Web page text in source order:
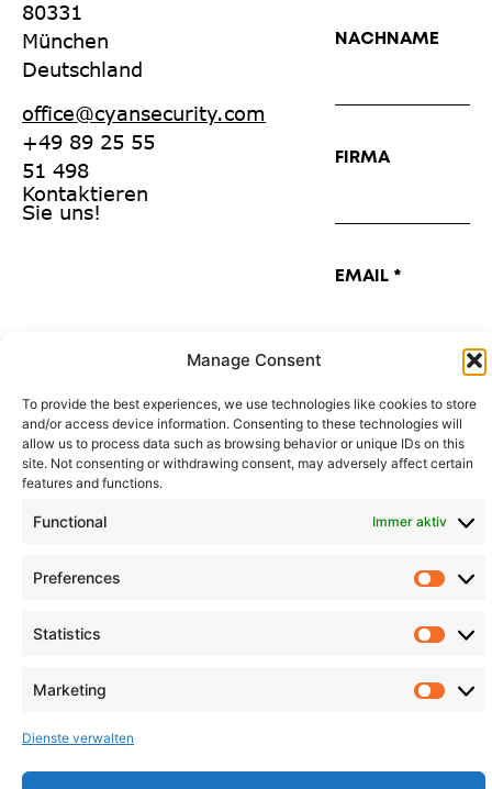
Manage Consent
To provide the best experiences, we use technologies like cookies to store
and/or access device information. Consenting to these technologies will
allow us to process data such as browsing behavior or unique IDs on this
site. Not consenting or withdrawing consent, may adversely affect certain
features and functions.
Functional Immer aktiv
Preferences
Statistics
Marketing
Dienste verwalten
80331
München
Deutschland
office@cyansecurity.com
+49 89 25 55
51 498
Kontaktieren
Sie uns!
NACHNAME
FIRMA
EMAIL *
Ich habe
die
gelesen und
bin
Inhalt
Absenden
© cyan Security